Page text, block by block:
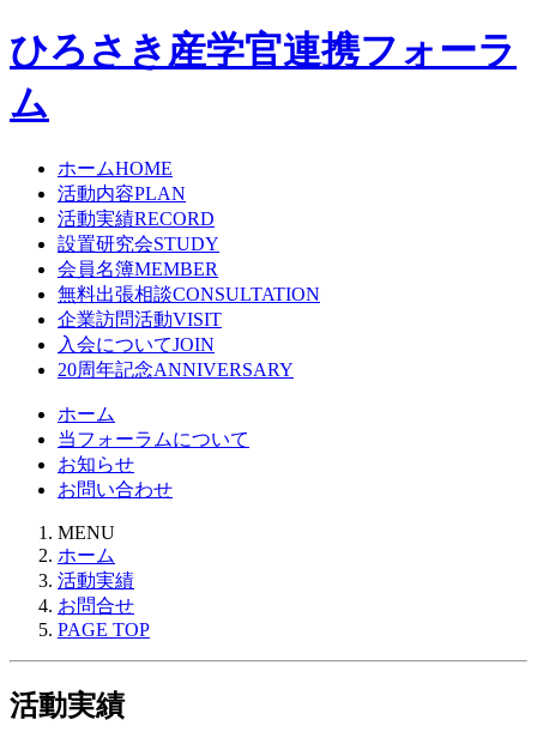
ひろさき産学官連携フォーラ
ム
ホームHOME
活動内容PLAN
活動実績RECORD
設置研究会STUDY
会員名簿MEMBER
無料出張相談CONSULTATION
企業訪問活動VISIT
入会についてJOIN
20周年記念ANNIVERSARY
ホーム
当フォーラムについて
お知らせ
お問い合わせ
MENU
ホーム
活動実績
お問合せ
PAGE TOP
活動実績